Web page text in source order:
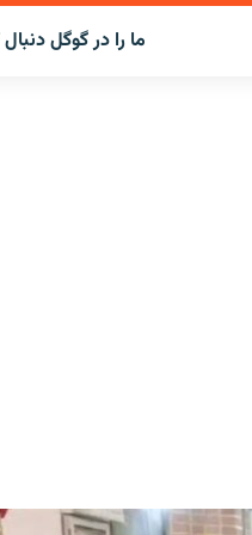
ما را در گوگل